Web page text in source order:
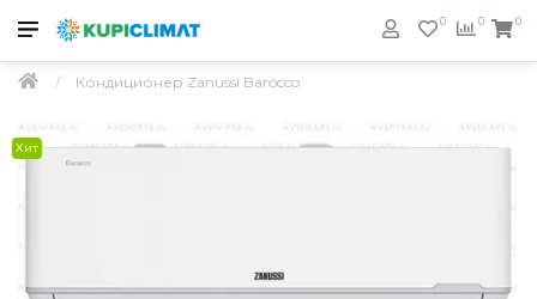
0
0 0
Кондиционер Zanussi Barocco
Хит